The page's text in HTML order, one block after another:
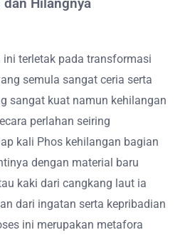
Hilangnya
terletak pada transformasi
semula sangat ceria serta
sangat kuat namun kehilangan
perlahan seiring
kali Phos kehilangan bagian
dengan material baru
kaki dari cangkang laut ia
dari ingatan serta kepribadian
ini merupakan metafora